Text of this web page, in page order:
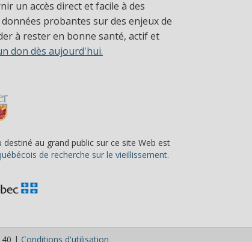
un accès direct et facile à des
probantes sur des enjeux de
à rester en bonne santé, actif et
don dès aujourd'hui.
au grand public sur ce site Web est
de recherche sur le vieillissement.
| Conditions d'utilisation(s’ouvre dans une nouvelle fenêtre)